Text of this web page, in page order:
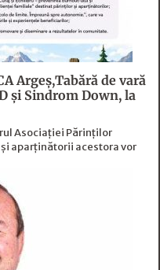
Argeș,Tabără de vară
și Sindrom Down, la
Asociației Părinților
aparținătorii acestora vor